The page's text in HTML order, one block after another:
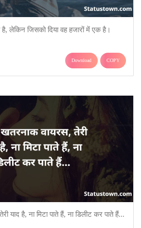
लेकिन जिसको दिया वह हजारों में एक है।
Download COPY
याद है, ना मिटा पाते हैं, ना डिलीट कर पाते हैं...